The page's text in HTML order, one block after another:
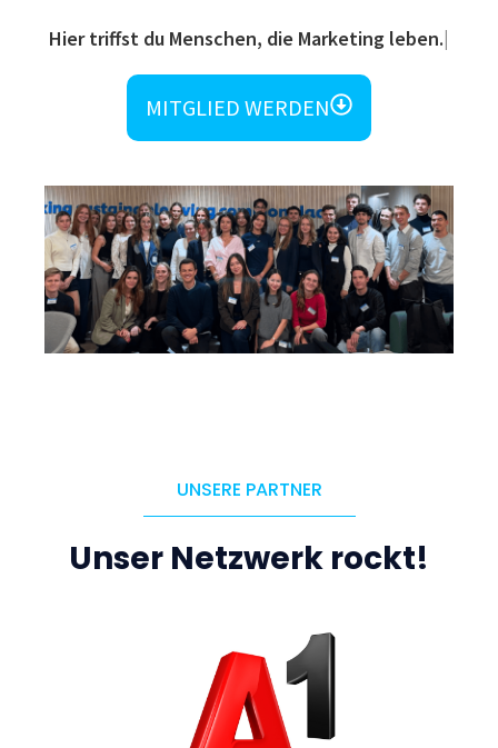
Hier triffst du Menschen, die Marketing leben.
MITGLIED WERDEN
UNSERE PARTNER
Unser Netzwerk rockt!